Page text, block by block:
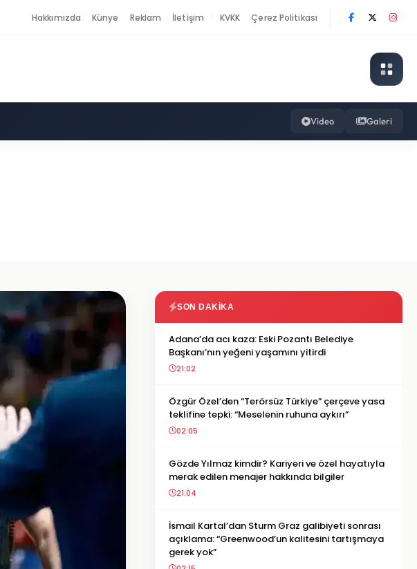
Hakkımızda Künye Reklam İletişim KVKK Çerez Politikası
Video Galeri
SON DAKIKA
Adana’da acı kaza: Eski Pozantı Belediye
Başkanı’nın yeğeni yaşamını yitirdi
21:02
Özgür Özel’den “Terörsüz Türkiye” çerçeve yasa
teklifine tepki: “Meselenin ruhuna aykırı”
02:05
Gözde Yılmaz kimdir? Kariyeri ve özel hayatıyla
merak edilen menajer hakkında bilgiler
21:04
İsmail Kartal’dan Sturm Graz galibiyeti sonrası
açıklama: “Greenwood’un kalitesini tartışmaya
gerek yok”